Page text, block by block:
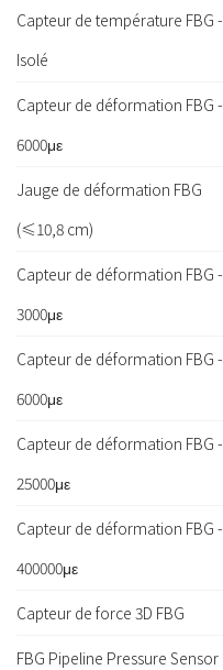
Capteur de température FBG -
Isolé
Capteur de déformation FBG -
6000με
Jauge de déformation FBG
(≤10,8 cm)
Capteur de déformation FBG -
3000με
Capteur de déformation FBG -
6000με
Capteur de déformation FBG -
25000με
Capteur de déformation FBG -
400000με
Capteur de force 3D FBG
FBG Pipeline Pressure Sensor